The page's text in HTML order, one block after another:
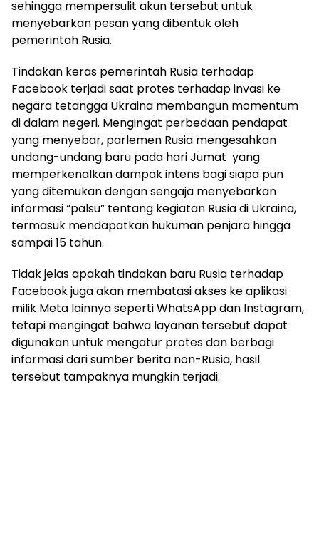
sehingga mempersulit akun tersebut untuk
menyebarkan pesan yang dibentuk oleh
pemerintah Rusia.
Tindakan keras pemerintah Rusia terhadap
Facebook terjadi saat protes terhadap invasi ke
negara tetangga Ukraina membangun momentum
di dalam negeri. Mengingat perbedaan pendapat
yang menyebar, parlemen Rusia mengesahkan
undang-undang baru pada hari Jumat yang
memperkenalkan dampak intens bagi siapa pun
yang ditemukan dengan sengaja menyebarkan
informasi “palsu” tentang kegiatan Rusia di Ukraina,
termasuk mendapatkan hukuman penjara hingga
sampai 15 tahun.
Tidak jelas apakah tindakan baru Rusia terhadap
Facebook juga akan membatasi akses ke aplikasi
milik Meta lainnya seperti WhatsApp dan Instagram,
tetapi mengingat bahwa layanan tersebut dapat
digunakan untuk mengatur protes dan berbagi
informasi dari sumber berita non-Rusia, hasil
tersebut tampaknya mungkin terjadi.